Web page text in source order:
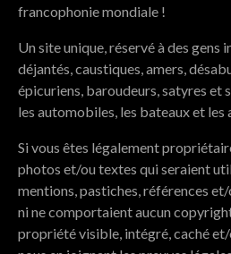
francophonie mondiale !
Un site unique, réservé à des
déjantés, caustiques, amers,
épicuriens, baroudeurs, satyres et
les automobiles, les bateaux et
Si vous êtes légalement
photos et/ou textes qui seraient
mentions, pastiches, références
ni ne comportaient aucun
propriété visible, intégré, caché